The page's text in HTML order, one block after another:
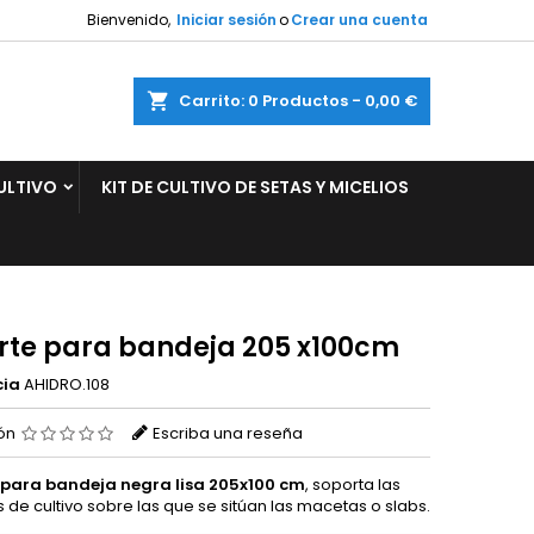
Bienvenido, Iniciar sesiónoCrear una cuenta
Carrito 0 Productos - 0,00 €
KIT DE CULTIVO DE SETAS Y MICELIOS
para bandeja 205 x100cm
AHIDRO.108
Escriba una reseña
bandeja negra lisa 205x100 cm, soporta las
de cultivo sobre las que se sitúan las macetas o slabs.